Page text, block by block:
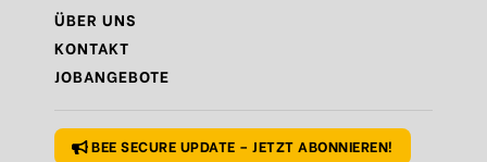
RegelN°9 – Gönn dir auch mal eine Pause
RegelN°10 – Fragen? Bleib nicht allein!
ÜBER UNS
KONTAKT
JOBANGEBOTE
BEE SECURE UPDATE – JETZT ABONNIEREN!